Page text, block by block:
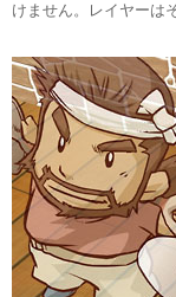
けません。レイヤーは